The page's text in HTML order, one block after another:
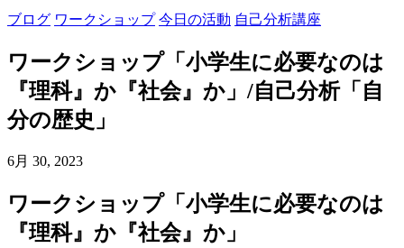
ブログ ワークショップ 今日の活動 自己分析講座
ワークショップ「小学生に必要なのは
『理科』か『社会』か」/自己分析「自
分の歴史」
6月 30, 2023
ワークショップ「小学生に必要なのは
『理科』か『社会』か」